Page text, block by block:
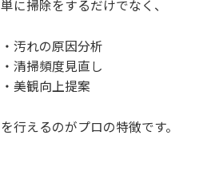
単に掃除をするだけでなく、
汚れの原因分析
清掃頻度見直し
美観向上提案
を行えるのがプロの特徴です。